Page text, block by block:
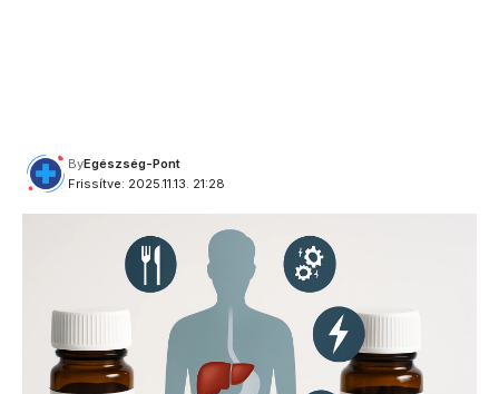
Frissítve: 2025.11.13. 21:28
ByEgészség-Pont